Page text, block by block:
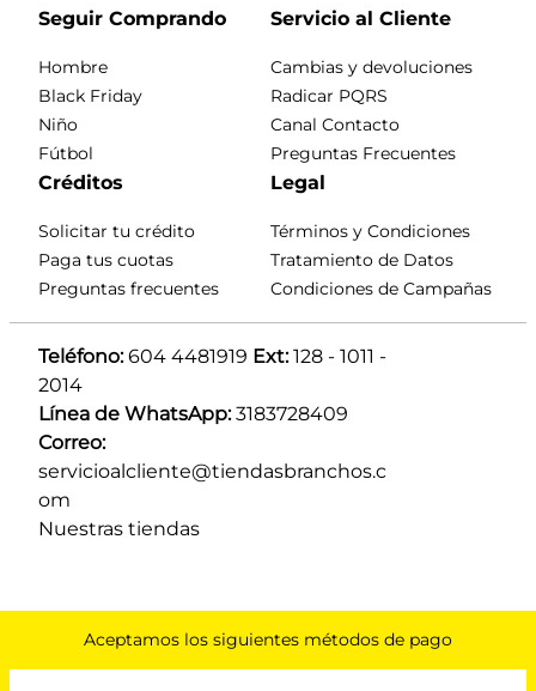
Seguir Comprando
Hombre
Black Friday
Niño
Fútbol
Servicio al Cliente
Cambias y devoluciones
Radicar PQRS
Canal Contacto
Preguntas Frecuentes
Créditos
Solicitar tu crédito
Paga tus cuotas
Preguntas frecuentes
Legal
Términos y Condiciones
Tratamiento de Datos
Condiciones de Campañas
Teléfono: 604 4481919 Ext: 128 - 1011 -
2014
Línea de WhatsApp: 3183728409
Correo:
servicioalcliente@tiendasbranchos.c
om
Nuestras tiendas
Aceptamos los siguientes métodos de pago